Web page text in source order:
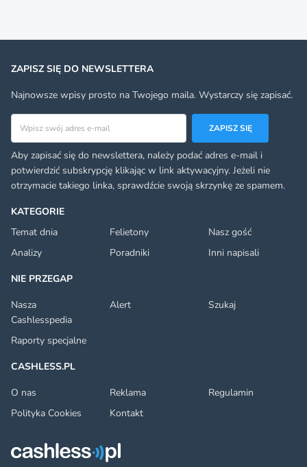
KATEGORIE
Temat dnia
Felietony
Nasz gość
Analizy
Poradniki
Inni napisali
NIE PRZEGAP
Nasza
Cashlesspedia
Alert Szukaj
Raporty specjalne
CASHLESS.PL
O nas
Reklama
Regulamin
Polityka Cookies
Kontakt
ZAPISZ SIĘ DO NEWSLETTERA
Najnowsze wpisy prosto na Twojego maila. Wystarczy się zapisać.
Adres email
ZAPISZ SIĘ
Aby zapisać się do newslettera, należy podać adres e-mail i
potwierdzić subskrypcję klikając w link aktywacyjny. Jeżeli nie
otrzymacie takiego linka, sprawdźcie swoją skrzynkę ze spamem.